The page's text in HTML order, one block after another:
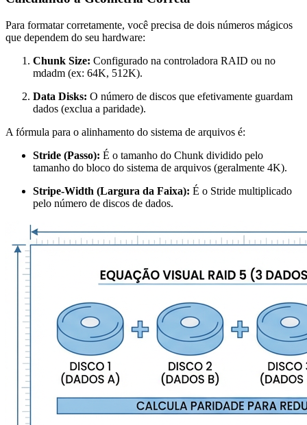
Para formatar corretamente, você precisa de dois números mágicos
que dependem do seu hardware:
Chunk Size: Configurado na controladora RAID ou no
mdadm (ex: 64K, 512K).
Data Disks: O número de discos que efetivamente guardam
dados (exclua a paridade).
A fórmula para o alinhamento do sistema de arquivos é:
Stride (Passo): É o tamanho do Chunk dividido pelo
tamanho do bloco do sistema de arquivos (geralmente 4K).
Stripe-Width (Largura da Faixa): É o Stride multiplicado
pelo número de discos de dados.